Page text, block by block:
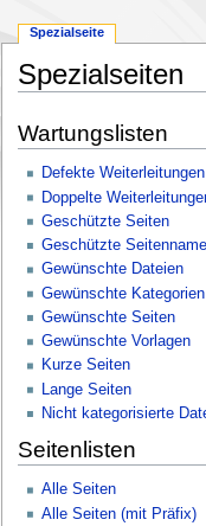
Spezialseiten
Navigation
springen
Suche
springen
Wartungslisten
Defekte Weiterleitungen
Doppelte
Geschützte Seiten
Geschützte
Gewünschte Dateien
Gewünschte Kategorien
Gewünschte Seiten
Gewünschte Vorlagen
Kurze Seiten
Lange Seiten
Nicht kategorisierte
Seitenlisten
Alle Seiten
Alle Seiten (mit Präfix)
Spezialseite